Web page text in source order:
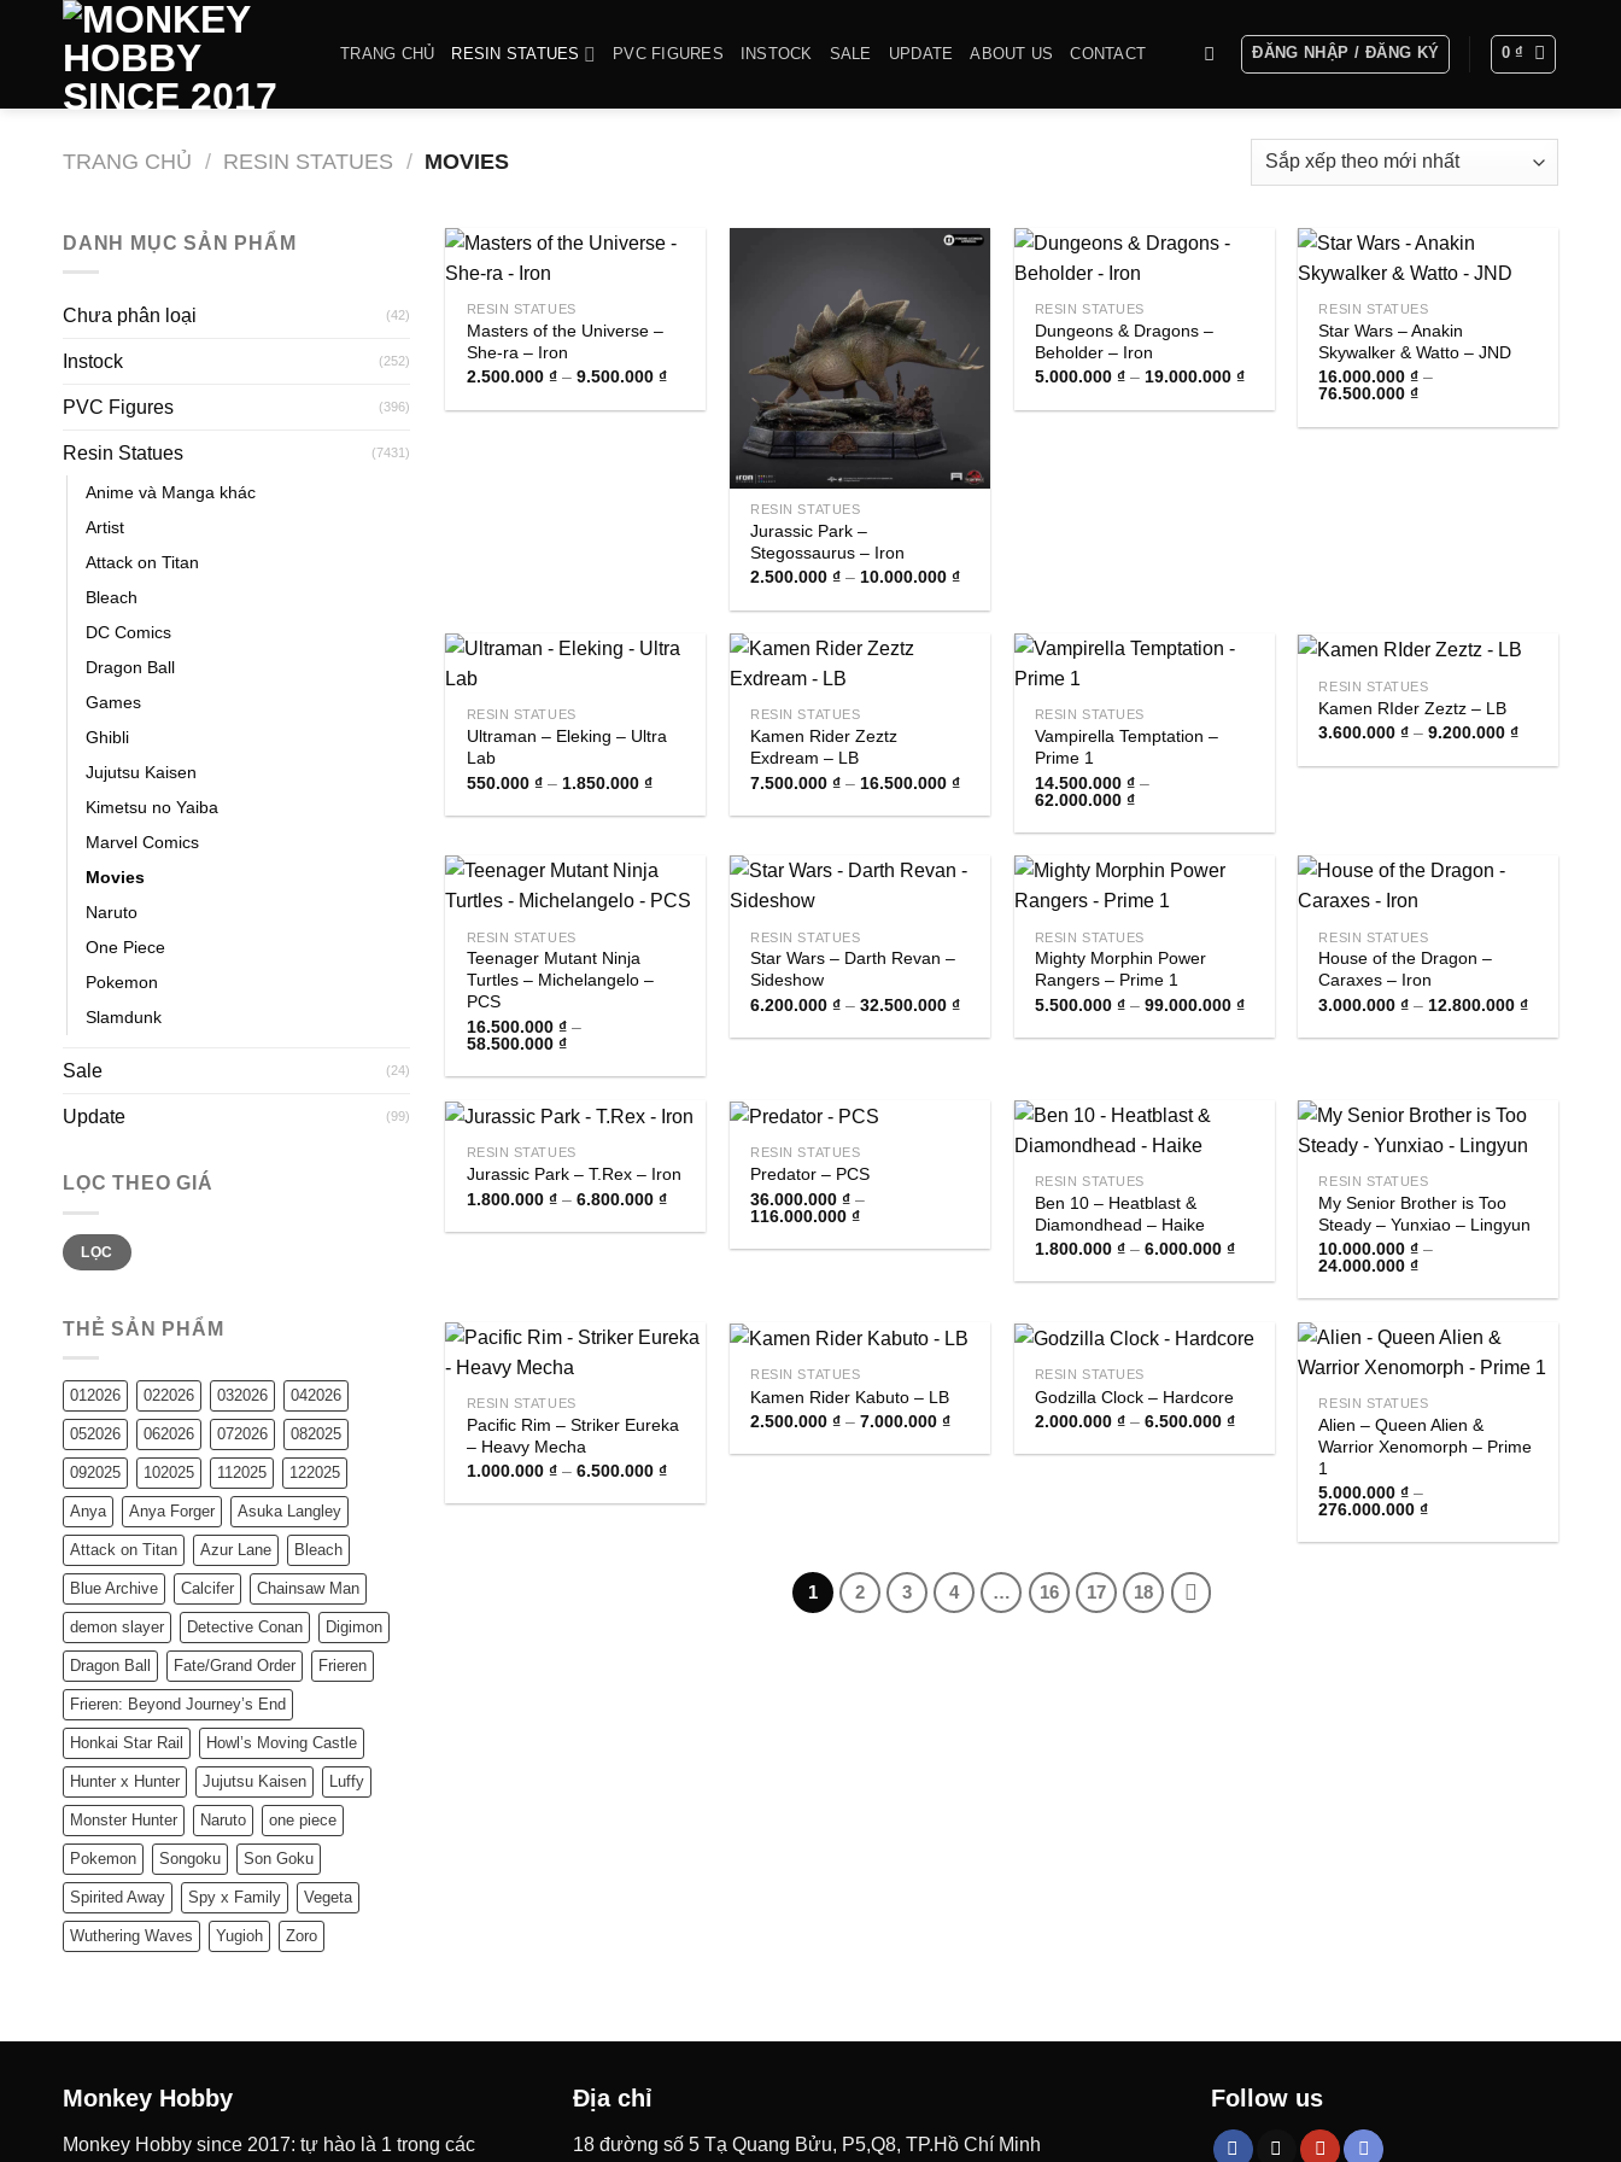
dung
TRANG CHỦ RESIN STATUES PVC FIGURES INSTOCK SALE UPDATE ABOUT US CONTACT ĐĂNG NHẬP / ĐĂNG KÝ 0₫
TRANG CHỦ / RESIN STATUES / MOVIES
DANH MỤC SẢN PHẨM
Chưa phân loại (42)
Instock (252)
PVC Figures (396)
Resin Statues (7431)
Anime và Manga khác
Artist
Attack on Titan
Bleach
DC Comics
Dragon Ball
Games
Ghibli
Jujutsu Kaisen
Kimetsu no Yaiba
Marvel Comics
Movies
Naruto
One Piece
Pokemon
Slamdunk
Sale (24)
Update (99)
LỌC THEO GIÁ
Giá
tối
thiểu
Giá
tối
đa
LỌC
THẺ SẢN PHẨM
012026 022026 032026 042026
052026 062026 072026 082025
092025 102025 112025 122025
Anya Anya Forger Asuka Langley
Attack on Titan Azur Lane Bleach
Blue Archive Calcifer Chainsaw Man
demon slayer Detective Conan Digimon
Dragon Ball Fate/Grand Order Frieren
Frieren: Beyond Journey’s End
Honkai Star Rail Howl’s Moving Castle
Hunter x Hunter Jujutsu Kaisen Luffy
Monster Hunter Naruto one piece
Pokemon Songoku Son Goku
Spirited Away Spy x Family Vegeta
Wuthering Waves Yugioh Zoro
RESIN STATUES
Masters of the Universe –
She-ra – Iron
2.500.000 ₫ – 9.500.000 ₫Khoảng
từ
2.500.000 ₫
9.500.000 ₫
RESIN STATUES
Jurassic Park –
Stegossaurus – Iron
2.500.000₫ – 10.000.000₫Khoảng
từ
10.000.000 ₫
RESIN STATUES
Dungeons & Dragons –
Beholder – Iron
5.000.000 ₫ – 19.000.000 ₫Khoảng
từ
5.000.000 ₫
RESIN STATUES
Star Wars – Anakin
Skywalker & Watto – JND
16.000.000₫ –
76.500.000₫Khoảng
từ
RESIN STATUES
Ultraman – Eleking – Ultra
Lab
550.000 ₫ – 1.850.000 ₫Khoảng
từ
1.850.000 ₫
RESIN STATUES
Kamen Rider Zeztz
Exdream – LB
7.500.000₫ – 16.500.000₫Khoảng
từ
7.500.000 ₫
16.500.000 ₫
RESIN STATUES
Vampirella Temptation –
Prime 1
14.500.000 ₫ –
62.000.000 ₫Khoảng
từ
đến
62.000.000 ₫
RESIN STATUES
Kamen RIder Zeztz – LB
3.600.000₫ – 9.200.000₫Khoảng
từ
RESIN STATUES
Teenager Mutant Ninja
Turtles – Michelangelo –
PCS
16.500.000 ₫ –
58.500.000 ₫Khoảng
từ
đến
58.500.000 ₫
RESIN STATUES
Star Wars – Darth Revan –
Sideshow
6.200.000₫ – 32.500.000₫Khoảng
từ
RESIN STATUES
Mighty Morphin Power
Rangers – Prime 1
5.500.000 ₫ – 99.000.000 ₫Khoảng
từ
RESIN STATUES
House of the Dragon –
Caraxes – Iron
3.000.000₫ – 12.800.000₫Khoảng
từ
RESIN STATUES
Jurassic Park – T.Rex – Iron
1.800.000 ₫ – 6.800.000 ₫Khoảng
từ
1.800.000 ₫
RESIN STATUES
Predator – PCS
36.000.000₫ –
116.000.000₫Khoảng
từ
RESIN STATUES
Ben 10 – Heatblast &
Diamondhead – Haike
1.800.000 ₫ – 6.000.000 ₫Khoảng
từ
1.800.000 ₫
6.000.000 ₫
RESIN STATUES
My Senior Brother is Too
Steady – Yunxiao – Lingyun
10.000.000₫ –
24.000.000₫Khoảng
từ
đến
24.000.000 ₫
RESIN STATUES
Pacific Rim – Striker Eureka
– Heavy Mecha
1.000.000 ₫ – 6.500.000 ₫Khoảng
từ
RESIN STATUES
Kamen Rider Kabuto – LB
2.500.000₫ – 7.000.000₫Khoảng
từ
RESIN STATUES
Godzilla Clock – Hardcore
2.000.000 ₫ – 6.500.000 ₫Khoảng
từ
2.000.000 ₫
6.500.000 ₫
RESIN STATUES
Alien – Queen Alien &
Warrior Xenomorph – Prime
1
5.000.000₫ –
276.000.000₫Khoảng
từ
1 2 3 4 … 16 17 18
Monkey Hobby
Monkey Hobby since 2017: tự hào là 1 trong các
Địa chỉ
18 đường số 5 Tạ Quang Bửu, P5,Q8, TP.Hồ Chí Minh
Follow us